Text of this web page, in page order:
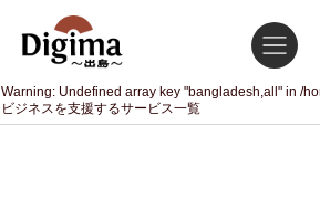
Warning: Undefined array key "bangladesh,all" in /
ビジネスを支援するサービス一覧